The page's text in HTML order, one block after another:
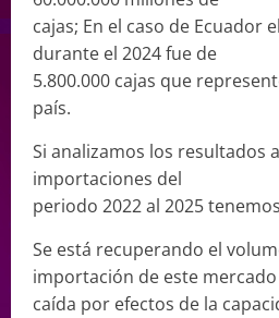
cajas; En el caso de Ecuador
durante el 2024 fue de
5.800.000 cajas que
país.
Si analizamos los resultados
importaciones del
periodo 2022 al 2025
Se está recuperando el
importación de este
caída por efectos de la